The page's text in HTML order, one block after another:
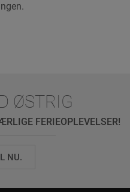
ØSTRIG
FERIEOPLEVELSER!
NU.